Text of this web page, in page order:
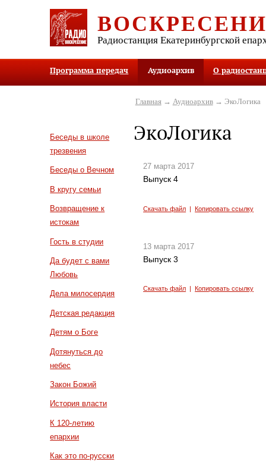
Радиостанция Екатеринбургской
Программа передач Аудиоархив О
Беседы в школе
трезвения
Беседы о Вечном
В кругу семьи
Возвращение к
истокам
Гость в студии
Да будет с вами
Любовь
Дела милосердия
Детская редакция
Детям о Боге
Дотянуться до
небес
Закон Божий
История власти
К 120-летию
епархии
Как это по-русски
Главная→ Аудиоархив→ ЭкоЛогика
ЭкоЛогика
27 марта 2017
Выпуск 4
Скачать файл |Копировать ссылку
13 марта 2017
Выпуск 3
Скачать файл Копировать ссылку